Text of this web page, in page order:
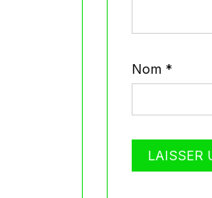
Nom *